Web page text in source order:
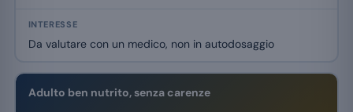
Da valutare con un medico, non in autodosaggio
Adulto ben nutrito, senza carenze